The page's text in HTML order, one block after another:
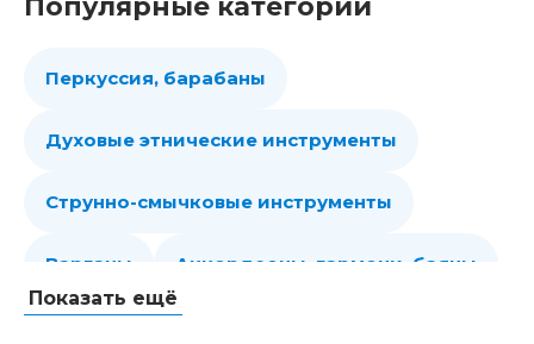
Популярные категории
Перкуссия, барабаны
Духовые этнические инструменты
Струнно-смычковые инструменты
Варганы Аккордеоны, гармони, баяны
Показать ещё